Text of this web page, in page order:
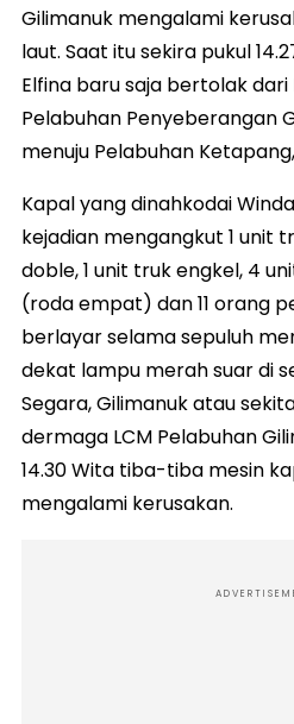
Gilimanuk mengalami
laut. Saat itu sekira pukul
Elfina baru saja bertolak dari
Pelabuhan Penyeberangan
menuju Pelabuhan
Kapal yang dinahkodai
kejadian mengangkut 1 unit
doble, 1 unit truk engkel, 4
(roda empat) dan 11 orang
berlayar selama sepuluh
dekat lampu merah suar di
Segara, Gilimanuk atau
dermaga LCM Pelabuhan
14.30 Wita tiba-tiba mesin
mengalami kerusakan.